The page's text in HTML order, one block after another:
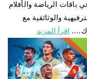
الرياضة والأفلام
والوثائقية مع
اقرأ المزيد